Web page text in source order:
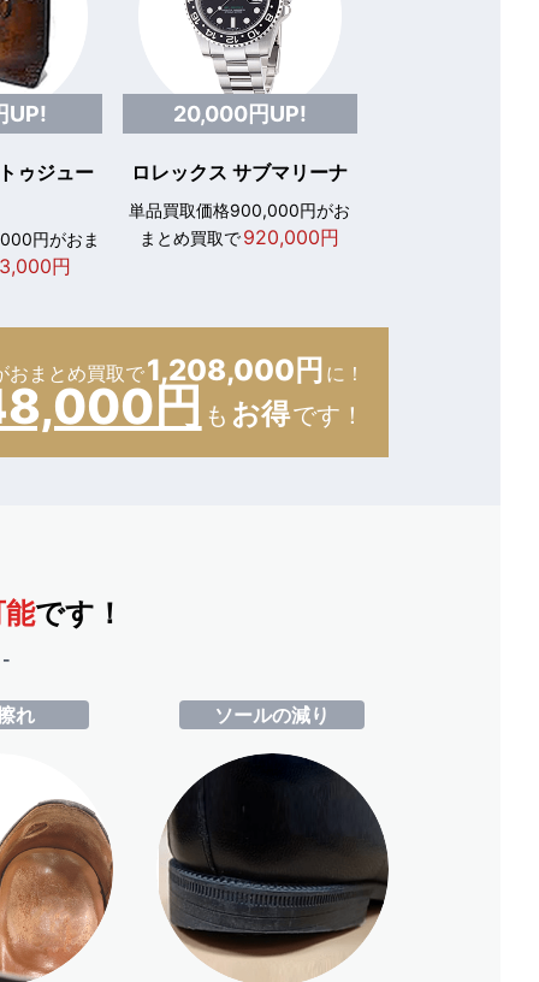
UP!
ゥジュー
円がおま
円
20,000円UP!
ロレックス サブマリーナ
単品買取価格900,000円がお
まとめ買取で920,000円
おまとめ買取で1,208,000円 に！
円 も お得です！
です！
-
れ ソールの減り